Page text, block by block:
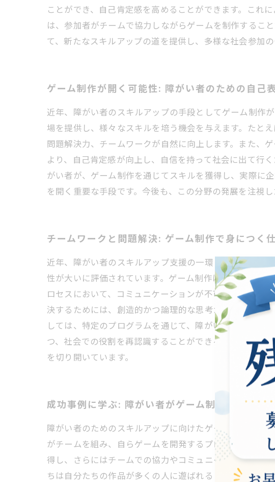
ことができ、自己肯定感を高めることができます。これ
は、参加者がチームで協力しながらゲームを制作するこ
て、新たなスキルアップの道を提供し、多様な社会参加
ゲーム制作が開く可能性: 障がい者のための自己
近年、障がい者のスキルアップの手段としてゲーム制作
場を提供し、様々なスキルを培う機会を与えます。たと
問題解決力、チームワークが自然に向上します。また、
より、自己肯定感が向上し、自信を持って社会に出て行
がい者が、ゲーム制作を通じてスキルを獲得し、実際に
を開く重要な手段です。今後も、この分野の発展を注視し
チームワークと問題解決: ゲーム制作で身につく
近年、障がい者のスキルアップ支援の一環としてゲーム
性が大いに評価されています。ゲーム制作は、メンバー
ロセスにおいて、コミュニケーションが不可欠であり、
決するためには、創造的かつ論理的な思考が求められま
しては、特定のプログラムを通じて、障がい者の方々が
つ、社会での役割を再認識することができるのです。ゲ
を切り開いています。
成功事例に学ぶ: 障がい者がゲーム制作で得た自
障がい者のためのスキルアップに向けたゲーム制作には
がチームを組み、自らゲームを開発するプロジェクトを
得し、さらにはチームでの協力やコミュニケーション能
ちは自分たちの作品が多くの人に遊ばれることに自信と